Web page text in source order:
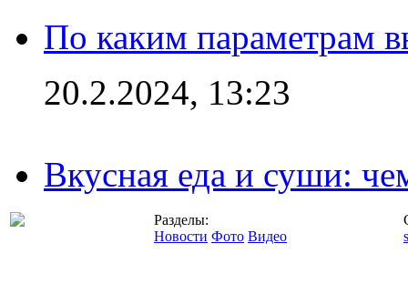
По каким параметрам
20.2.2024, 13:23
Вкусная еда и суши:
Разделы:
Новости Фото Видео